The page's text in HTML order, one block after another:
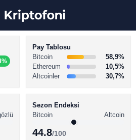
Pay Tablosu
Bitcoin
58,9%
Ethereum
10,5%
Altcoinler
30,7%
Sezon Endeksi
Bitcoin
Altcoin
44.8/100